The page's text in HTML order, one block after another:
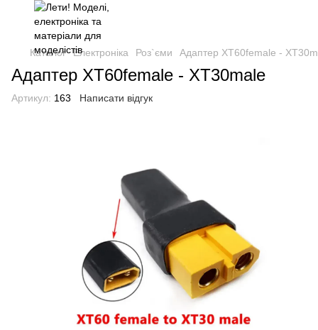
Каталог Електроніка Роз`єми Адаптер XT60female -
Адаптер XT60female - XT30male
Артикул: 163 Написати відгук